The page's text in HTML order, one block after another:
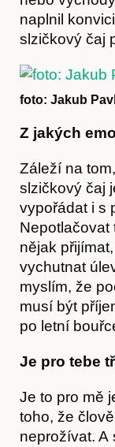
naplnil
slzičkový čaj
foto: Jakub
Z jakých
Záleží na
slzičkový čaj
vypořádat i s
Nepotlačovat
nějak
vychutnat
myslím, že
musí být
po letní
Je pro tebe
Je to pro mě
toho, že
neprožívat. A